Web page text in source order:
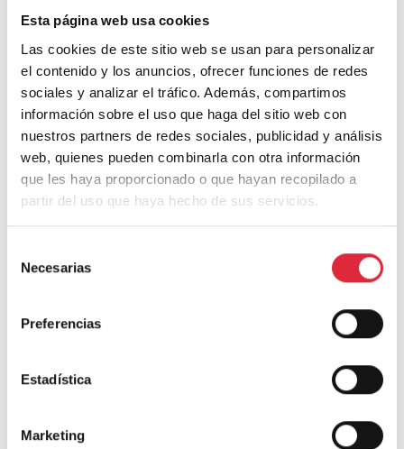
Esta página web usa cookies
Las cookies de este sitio web se usan para personalizar
el contenido y los anuncios, ofrecer funciones de redes
sociales y analizar el tráfico. Además, compartimos
información sobre el uso que haga del sitio web con
nuestros partners de redes sociales, publicidad y análisis
web, quienes pueden combinarla con otra información
que les haya proporcionado o que hayan recopilado a
partir del uso que haya hecho de sus servicios.
Necesarias
Preferencias
Estadística
Marketing
El bambú aterriza en la costa
tropical
Por Bonsai Arquitectos
16 de noviembre de 2022
lectura6minutos
Hace 5 años saltaba la noticia en los medios (1) sobre el
arranque de un proyecto piloto de la Universidad de
Granada para el cultivo experimental de bambú leñoso
sorprendente planta del bambú, situándola actualmente
LEER MÁSEL
EN
TROPICAL